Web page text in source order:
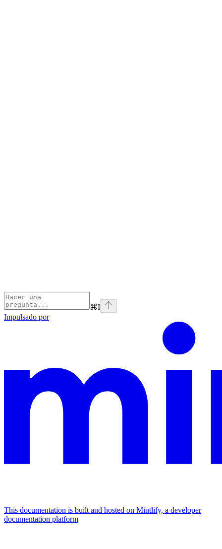
⌘I
Impulsado por
This documentation is built and hosted on Mintlify, a developer
documentation platform